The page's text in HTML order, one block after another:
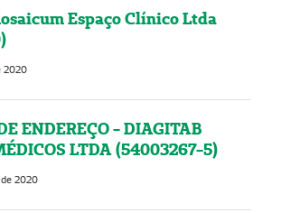
Espaço Clínico Ltda
2020
ENDEREÇO - DIAGITAB
LTDA (54003267-5)
2020